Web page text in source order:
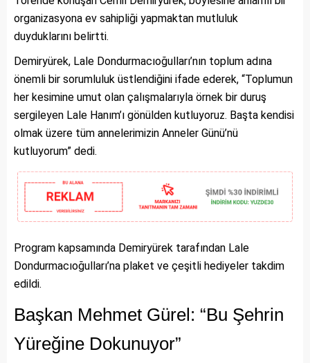
organizasyona ev sahipliği yapmaktan mutluluk
duyduklarını belirtti.
Demiryürek, Lale Dondurmacıoğulları’nın toplum adına
önemli bir sorumluluk üstlendiğini ifade ederek, “Toplumun
her kesimine umut olan çalışmalarıyla örnek bir duruş
sergileyen Lale Hanım’ı gönülden kutluyoruz. Başta kendisi
olmak üzere tüm annelerimizin Anneler Günü’nü
kutluyorum” dedi.
Program kapsamında Demiryürek tarafından Lale
Dondurmacıoğulları’na plaket ve çeşitli hediyeler takdim
edildi.
Başkan Mehmet Gürel: “Bu Şehrin
Yüreğine Dokunuyor”